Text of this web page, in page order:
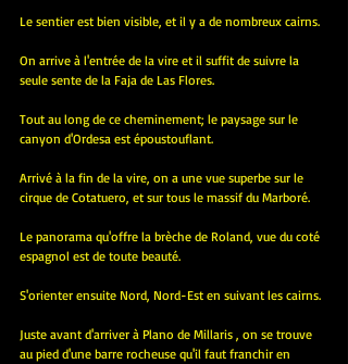
Le sentier est bien visible, et il y a de nombreux cairns.
On arrive à l'entrée de la vire et il suffit de suivre la
seule sente de la Faja de Las Flores.
Tout au long de ce cheminement; le paysage sur le
canyon d'Ordesa est époustouflant.
Arrivé à la fin de la vire, on a une vue superbe sur le
cirque de Cotatuero, et sur tous le massif du Marboré.
Le panorama qu'offre la brèche de Roland, vue du coté
espagnol est de toute beauté.
S'orienter ensuite Nord, Nord-Est en suivant les cairns.
Juste avant d'arriver à Plano de Millaris , on se trouve
au pied d'une barre rocheuse qu'il faut franchir en